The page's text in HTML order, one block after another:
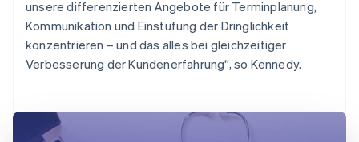
unsere differenzierten Angebote für Terminplanung,
Kommunikation und Einstufung der Dringlichkeit
konzentrieren – und das alles bei gleichzeitiger
Verbesserung der Kundenerfahrung“, so Kennedy.